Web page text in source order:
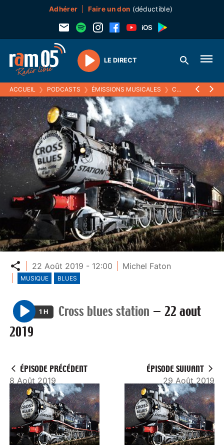
Adhérer Faire un don (déductible)
Play
LE DIRECT
ACCUEIL ❯ PODCASTS ❯ ÉMISSIONS MUSICALES ❯ CROSS BLUES STATION
Partager
22 Août 2019 - 12:00 Michel Faton
MUSIQUE BLUES
P
l
1 H Cross blues station — 22 aout
2019
ÉPISODE PRÉCÉDENT
8 Août 2019
ÉPISODE SUIVANT
29 Août 2019